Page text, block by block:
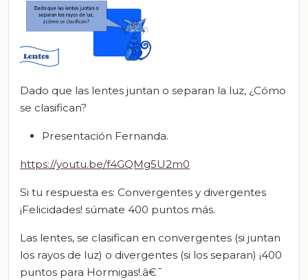
Dado que las lentes juntan o separan la luz, ¿Cómo
se clasifican?
Presentación Fernanda.
https://youtu.be/f4GQMg5U2m0
Si tu respuesta es: Convergentes y divergentes
¡Felicidades! súmate 400 puntos más.
Las lentes, se clasifican en convergentes (si juntan
los rayos de luz) o divergentes (si los separan) ¡400
puntos para Hormigas!.â€¯